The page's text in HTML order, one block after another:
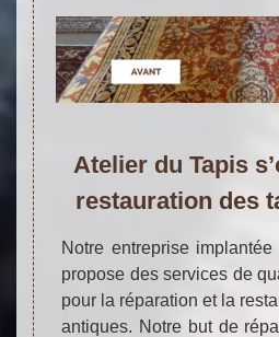
Atelier du Tapis
restauration des
Notre entreprise
propose des services de
pour la réparation et la
antiques. Notre but de